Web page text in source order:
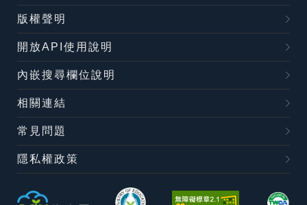
版權聲明
開放API使用說明
內嵌搜尋欄位說明
相關連結
常見問題
隱私權政策